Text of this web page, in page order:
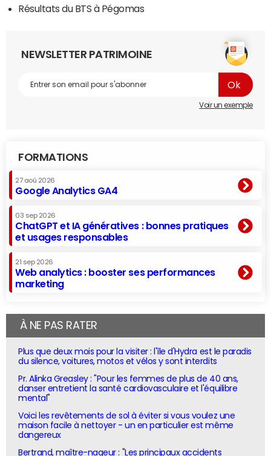
Résultats du BTS à Pégomas
NEWSLETTER PATRIMOINE
Voir un exemple
FORMATIONS
27 aoû 2026
Google Analytics GA4
03 sep 2026
ChatGPT et IA génératives : bonnes pratiques
et usages responsables
21 sep 2026
Web analytics : booster ses performances
marketing
À NE PAS RATER
Plus que deux mois pour la visiter : l'île d'Hydra est le paradis
du silence, voitures, motos et vélos y sont interdits
Pr. Alinka Greasley : "Pour les femmes de plus de 40 ans,
danser entretient la santé cardiovasculaire et l'équilibre
mental"
Voici les revêtements de sol à éviter si vous voulez une
maison facile à nettoyer - un en particulier est même
dangereux
Bertrand, maître-nageur : "Les principaux accidents